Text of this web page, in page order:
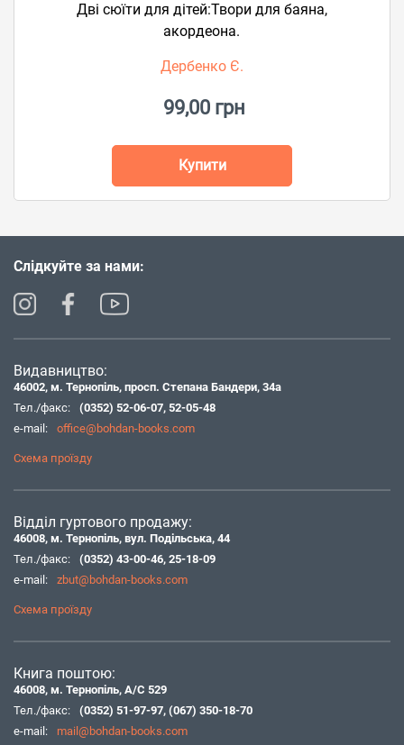
Дві сюїти для дітей:Твори для баяна,
акордеона.
Дербенко Є.
99,00 грн
Купити
Слідкуйте за нами:
Видавництво:
46002, м. Тернопіль, просп. Степана Бандери, 34а
Тел./факс:
(0352) 52-06-07, 52-05-48
e-mail:
office@bohdan-books.com
Схема проїзду
Відділ гуртового продажу:
46008, м. Тернопіль, вул. Подільська, 44
Тел./факс:
(0352) 43-00-46, 25-18-09
e-mail:
zbut@bohdan-books.com
Схема проїзду
Книга поштою:
46008, м. Тернопіль, А/С 529
Тел./факс:
(0352) 51-97-97, (067) 350-18-70
e-mail:
mail@bohdan-books.com